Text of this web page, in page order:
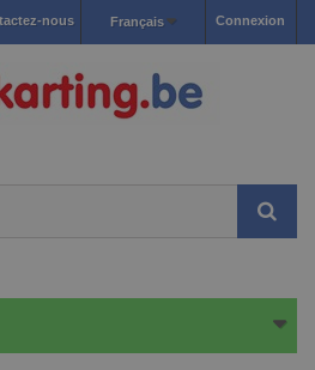
Connexion
Français
nous